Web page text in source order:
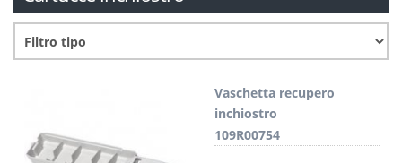
Vaschetta recupero
inchiostro
109R00754